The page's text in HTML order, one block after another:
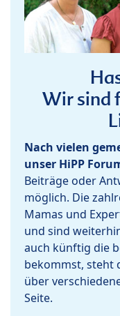
Wir sind
Nach vielen
unser HiPP
Beiträge oder
möglich. Die
Mamas und
und sind
auch künftig die
bekommst, steht
über
Seite.